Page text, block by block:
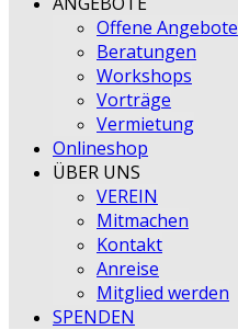
Offene Angebote
Beratungen
Workshops
Vorträge
Vermietung
Onlineshop
ÜBER UNS
VEREIN
Mitmachen
Kontakt
Anreise
Mitglied werden
SPENDEN